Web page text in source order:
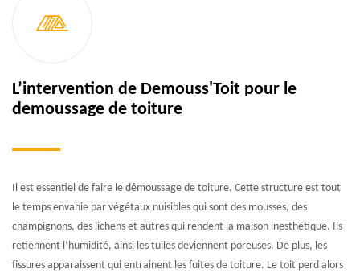
L’intervention de Demouss'Toit pour le
demoussage de toiture
Il est essentiel de faire le démoussage de toiture. Cette structure est tout
le temps envahie par végétaux nuisibles qui sont des mousses, des
champignons, des lichens et autres qui rendent la maison inesthétique. Ils
retiennent l’humidité, ainsi les tuiles deviennent poreuses. De plus, les
fissures apparaissent qui entrainent les fuites de toiture. Le toit perd alors